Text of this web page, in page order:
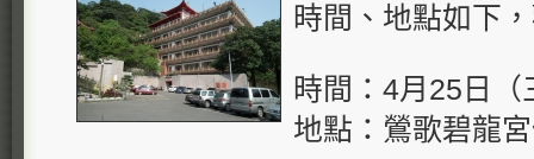
時間、地點如下
時間：4月25日（
地點：鶯歌碧龍